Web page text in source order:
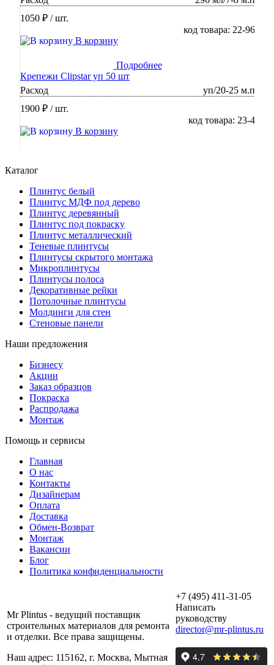
1050 ₽ / шт.
код товара: 22-96
В корзину
Подробнее
Крепежи Clipstar уп 50 шт
Расход
уп/20-25 м.п
1900 ₽ / шт.
код товара: 23-4
В корзину
Каталог
Плинтус белый
Плинтус МДФ под дерево
Плинтус деревянный
Плинтус под покраску
Плинтус металлический
Теневые плинтусы
Плинтусы скрытого монтажа
Микроплинтусы
Плинтусы полоса
Декоративные рейки
Потолочные плинтусы
Молдинги для стен
Стеновые панели
Наши предложения
Бизнесу
Акции
Заказ образцов
Покраска
Распродажа
Монтаж
Помощь и сервисы
Главная
О нас
Контакты
Дизайнерам
Оплата
Доставка
Обмен-Возврат
Монтаж
Вакансии
Блог
Политика конфиденциальности
Mr Plintus - ведущий поставщик
строительных материалов для ремонта
и отделки. Все права защищены.
Наш адрес: 115162, г. Москва, Мытная
+7 (495) 411-31-05
Написать
руководству
director@mr-plintus.ru